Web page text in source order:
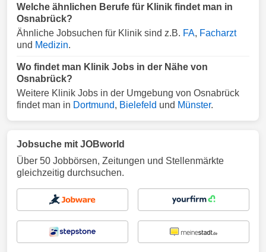
Welche ähnlichen Berufe für Klinik findet man in
Osnabrück?
Ähnliche Jobsuchen für Klinik sind z.B. FA, Facharzt
und Medizin.
Wo findet man Klinik Jobs in der Nähe von
Osnabrück?
Weitere Klinik Jobs in der Umgebung von Osnabrück
findet man in Dortmund, Bielefeld und Münster.
Jobsuche mit JOBworld
Über 50 Jobbörsen, Zeitungen und Stellenmärkte
gleichzeitig durchsuchen.